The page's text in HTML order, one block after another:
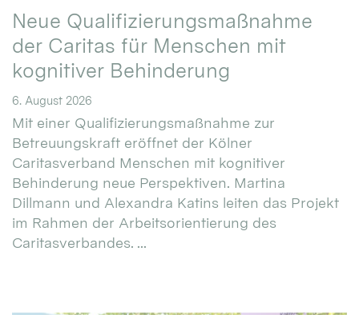
Neue Qualifizierungsmaßnahme
der Caritas für Menschen mit
kognitiver Behinderung
6. August 2026
Mit einer Qualifizierungsmaßnahme zur
Betreuungskraft eröffnet der Kölner
Caritasverband Menschen mit kognitiver
Behinderung neue Perspektiven. Martina
Dillmann und Alexandra Katins leiten das Projekt
im Rahmen der Arbeitsorientierung des
Caritasverbandes. ...